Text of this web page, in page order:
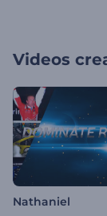
Videos
Nathaniel